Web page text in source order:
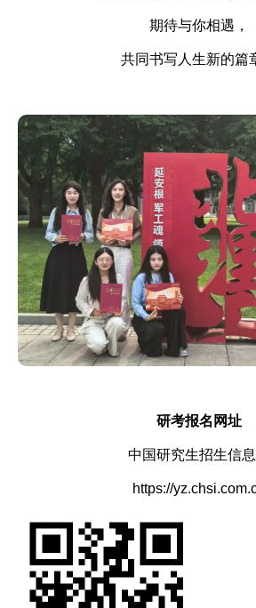
期待与你相遇，
共同书写人生新的篇
研考报名网址
中国研究生招生信
https://